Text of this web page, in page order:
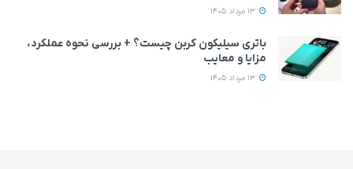
باتری سیلیکون کربن چیست؟ + بررسی نحوه عملکرد،
مزایا و معایب